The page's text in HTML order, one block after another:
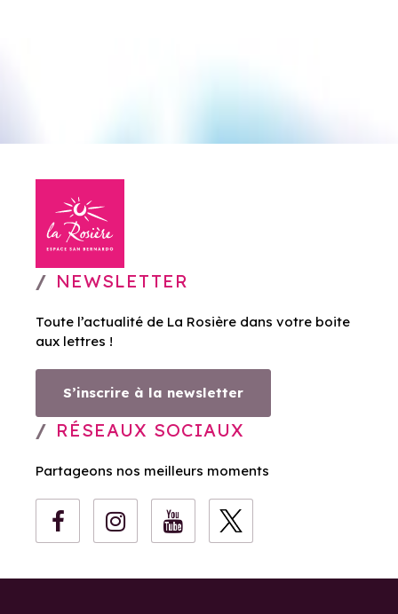
NEWSLETTER
Toute l’actualité de La Rosière dans votre boite
aux lettres !
S’inscrire à la newsletter
RÉSEAUX SOCIAUX
Partageons nos meilleurs moments